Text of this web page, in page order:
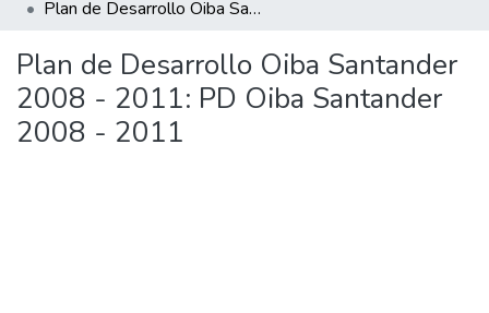
Plan de Desarrollo Oiba Santander 2008 - 2011: PD Oiba Santander 2008 - 2011
Plan de Desarrollo Oiba Santander
2008 - 2011: PD Oiba Santander
2008 - 2011